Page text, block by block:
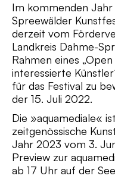
Im kommenden Jahr
Spreewälder
derzeit vom
Landkreis Dahme-
Rahmen eines
interessierte
für das Festival zu
der 15. Juli 2022.
Die »aquamediale«
zeitgenössische
Jahr 2023 vom 3.
Preview zur
ab 17 Uhr auf der